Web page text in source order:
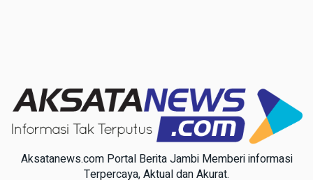
Aksatanews.com Portal Berita Jambi Memberi informasi
Terpercaya, Aktual dan Akurat.